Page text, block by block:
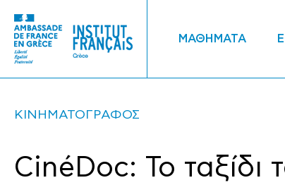
ΜΑΘΗΜΑΤΑ
ΚΙΝΗΜΑΤΟΓΡΑΦΟΣ
CinéDoc: Το ταξίδι